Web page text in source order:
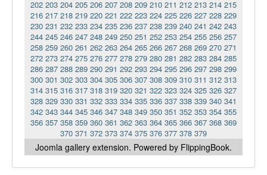
202 203 204 205 206 207 208 209 210 211 212 213 214 215
216 217 218 219 220 221 222 223 224 225 226 227 228 229
230 231 232 233 234 235 236 237 238 239 240 241 242 243
244 245 246 247 248 249 250 251 252 253 254 255 256 257
258 259 260 261 262 263 264 265 266 267 268 269 270 271
272 273 274 275 276 277 278 279 280 281 282 283 284 285
286 287 288 289 290 291 292 293 294 295 296 297 298 299
300 301 302 303 304 305 306 307 308 309 310 311 312 313
314 315 316 317 318 319 320 321 322 323 324 325 326 327
328 329 330 331 332 333 334 335 336 337 338 339 340 341
342 343 344 345 346 347 348 349 350 351 352 353 354 355
356 357 358 359 360 361 362 363 364 365 366 367 368 369
370 371 372 373 374 375 376 377 378 379
Joomla gallery extension. Powered by FlippingBook.